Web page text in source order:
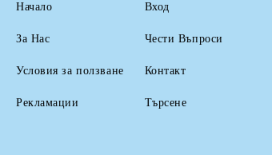
Начало
За Нас
Условия за ползване
Рекламации
Вход
Чести Въпроси
Контакт
Търсене